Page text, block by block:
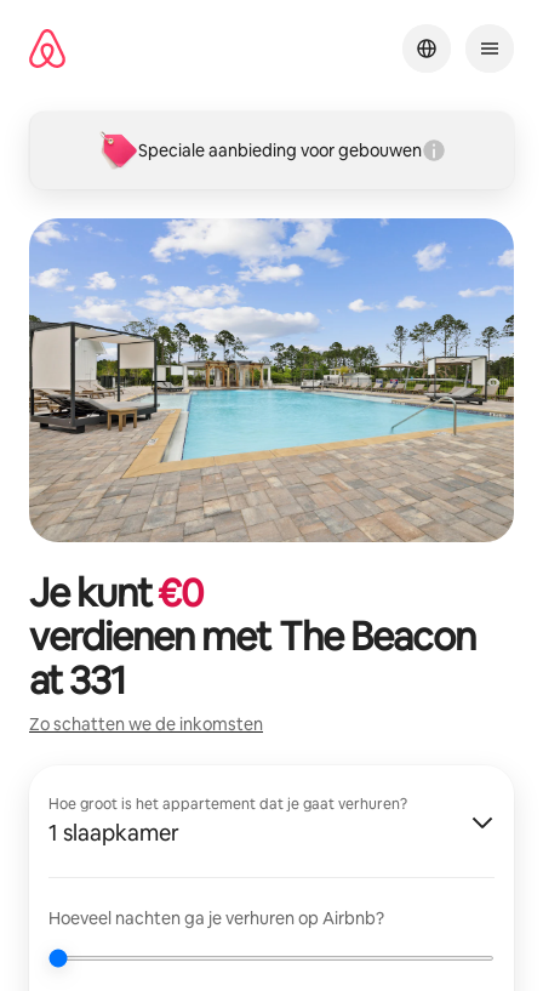
direct
naar
Speciale aanbieding voor gebouwen
Je kunt€0
verdienen metThe Beacon
at 331
Zo schatten we de inkomsten
Hoe groot is het appartement dat je gaat verhuren?
1 slaapkamer
Hoeveel nachten ga je verhuren op Airbnb?